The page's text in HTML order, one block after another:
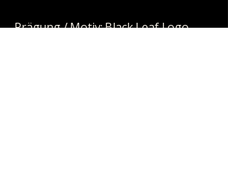
Prägung / Motiv: Black Leaf Logo